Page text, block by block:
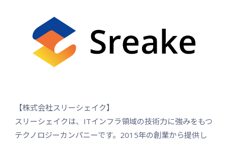
【株式会社スリーシェイク】
スリーシェイクは、ITインフラ領域の技術力に強みをもつ
テクノロジーカンパニーです。2015年の創業から提供し